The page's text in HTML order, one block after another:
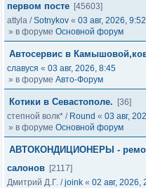
первом посте [45603]
attyla /Sotnykov « 03 авг, 2026, 9:52
» в форуме Основной форум
Автосервис в
славуся « 03 авг, 2026, 8:45
» в форуме Авто-Форум
Котики в Севастополе.
[36]
степной волк* / Round « 03 авг,
» в форуме Основной форум
АВТОКОНДИЦИОНЕРЫ -
салонов [2117]
Дмитрий Д.Г. /joink « 02 авг, 2026,